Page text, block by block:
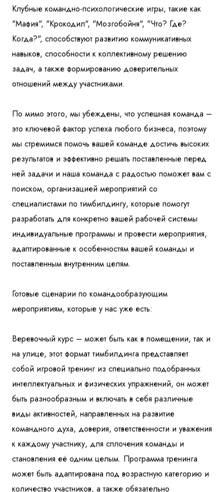
Клубные командно-психологические игры, такие как
"Мафия", "Крокодил", "Мозгобойня", "Что? Где?
Когда?", способствуют развитию коммуникативных
навыков, способности к коллективному решению
задач, а также формированию доверительных
отношений между участниками.
По мимо этого, мы убеждены, что успешная команда –
это ключевой фактор успеха любого бизнеса, поэтому
мы стремимся помочь вашей команде достичь высоких
результатов и эффективно решать поставленные перед
ней задачи и наша команда с радостью поможет вам с
поиском, организацией мероприятий со
специалистами по тимбилдингу, которые помогут
разработать для конкретно вашей рабочей системы
индивидуальные программы и провести мероприятия,
адаптированные к особенностям вашей команды и
поставленным внутренним целям.
Готовые сценарии по командообразующим
мероприятиям, которые у нас уже есть:
Веревочный курс – может быть как в помещении, так и
на улице, этот формат тимбилдинга представляет
собой игровой тренинг из специально подобранных
интеллектуальных и физических упражнений, он может
быть разнообразным и включать в себя различные
виды активностей, направленных на развитие
командного духа, доверия, ответственности и уважения
к каждому участнику, для сплочения команды и
становления её одним целым. Программа тренинга
может быть адаптирована под возрастную категорию и
количество участников, а также обязательно